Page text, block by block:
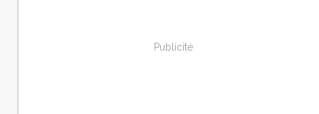
Publicité